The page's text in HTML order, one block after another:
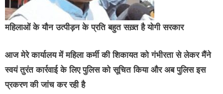
महिलाओं के यौन उत्पीड़न के प्रति बहुत सख़्त है योगी सरकार
आज मेरे कार्यालय में महिला कर्मी की शिकायत को गंभीरता से लेकर मैंने
स्वयं तुरंत कार्रवाई के लिए पुलिस को सूचित किया और अब पुलिस इस
प्रकरण की जांच कर रही है